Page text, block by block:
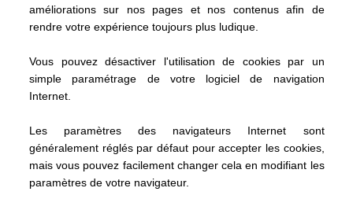
améliorations sur nos pages et nos contenus afin de
rendre votre expérience toujours plus ludique.
Vous pouvez désactiver l'utilisation de cookies par un
simple paramétrage de votre logiciel de navigation
Internet.
Les paramètres des navigateurs Internet sont
généralement réglés par défaut pour accepter les cookies,
mais vous pouvez facilement changer cela en modifiant les
paramètres de votre navigateur.